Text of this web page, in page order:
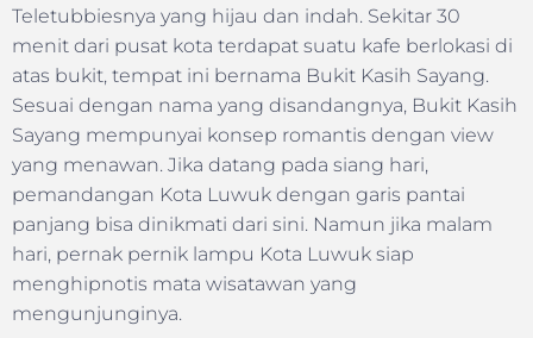
Teletubbiesnya yang hijau dan indah. Sekitar 30
menit dari pusat kota terdapat suatu kafe berlokasi di
atas bukit, tempat ini bernama Bukit Kasih Sayang.
Sesuai dengan nama yang disandangnya, Bukit Kasih
Sayang mempunyai konsep romantis dengan view
yang menawan. Jika datang pada siang hari,
pemandangan Kota Luwuk dengan garis pantai
panjang bisa dinikmati dari sini. Namun jika malam
hari, pernak pernik lampu Kota Luwuk siap
menghipnotis mata wisatawan yang
mengunjunginya.